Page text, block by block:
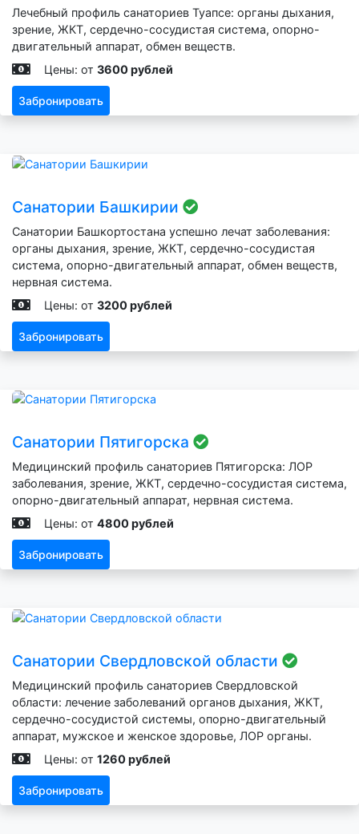
Лечебный профиль санаториев Туапсе: органы дыхания,
зрение, ЖКТ, сердечно-сосудистая система, опорно-
двигательный аппарат, обмен веществ.
Цены: от 3600 рублей
Забронировать
Санатории Башкирии
Санатории Башкортостана успешно лечат заболевания:
органы дыхания, зрение, ЖКТ, сердечно-сосудистая
система, опорно-двигательный аппарат, обмен веществ,
нервная система.
Цены: от 3200 рублей
Забронировать
Санатории Пятигорска
Медицинский профиль санаториев Пятигорска: ЛОР
заболевания, зрение, ЖКТ, сердечно-сосудистая система,
опорно-двигательный аппарат, нервная система.
Цены: от 4800 рублей
Забронировать
Санатории Свердловской области
Медицинский профиль санаториев Свердловской
области: лечение заболеваний органов дыхания, ЖКТ,
сердечно-сосудистой системы, опорно-двигательный
аппарат, мужское и женское здоровье, ЛОР органы.
Цены: от 1260 рублей
Забронировать